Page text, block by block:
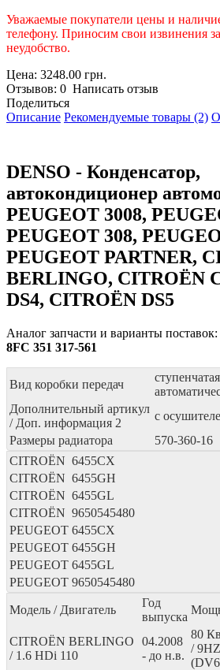
Уважаемые покупатели цены и
телефону. Приносим свои извинения
неудобство.
Цена: 3248.00 грн.
Отзывов: 0 Написать отзыв
Поделиться
Описание Рекомендуемые товары (2)
DENSO - Конденсатор,
автокондиционер
PEUGEOT 3008,
PEUGEOT 308,
PEUGEOT PARTNER,
BERLINGO, CITROËN
DS4, CITROËN DS5
Аналог запчасти и варианты поставок:
8FC 351 317-561
Вид коробки передач
Дополнительный артикул
/ Доп. информация 2
с
Размеры радиатора
570-360-16
CITROËN 6455CX
CITROËN 6455GH
CITROËN 6455GL
CITROËN 9650545480
PEUGEOT 6455CX
PEUGEOT 6455GH
PEUGEOT 6455GL
PEUGEOT 9650545480
Модель / Двигатель
Год
выпуска
CITROËN BERLINGO
/ 1.6 HDi 110
04.2008
- до н.в.
80 Кв
/ 9HZ